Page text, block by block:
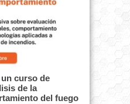
curso de
de la
del fuego